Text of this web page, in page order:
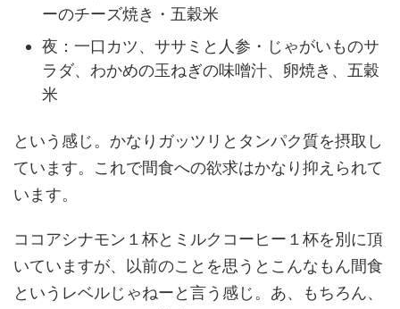
ーのチーズ焼き・五穀米
夜：一口カツ、ササミと人参・じゃがいものサ
ラダ、わかめの玉ねぎの味噌汁、卵焼き、五穀
米
という感じ。かなりガッツリとタンパク質を摂取し
ています。これで間食への欲求はかなり抑えられて
います。
ココアシナモン１杯とミルクコーヒー１杯を別に頂
いていますが、以前のことを思うとこんなもん間食
というレベルじゃねーと言う感じ。あ、もちろん、